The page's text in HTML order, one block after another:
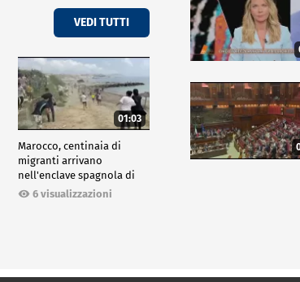
VEDI TUTTI
01:03
Marocco, centinaia di
migranti arrivano
nell'enclave spagnola di
Ceuta6 visualizzazioni